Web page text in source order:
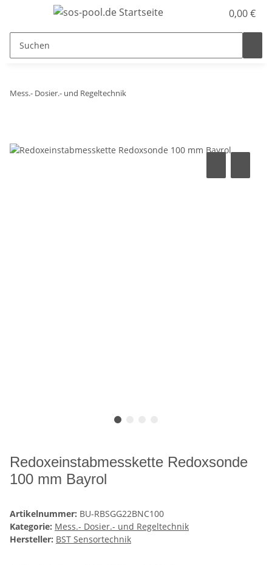
0,00 €
Mess.- Dosier.- und Regeltechnik
Redoxeinstabmesskette Redoxsonde
100 mm Bayrol
Artikelnummer: BU-RBSGG22BNC100
Kategorie: Mess.- Dosier.- und Regeltechnik
Hersteller: BST Sensortechnik